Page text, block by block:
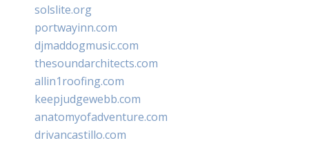
solslite.org
portwayinn.com
djmaddogmusic.com
thesoundarchitects.com
allin1roofing.com
keepjudgewebb.com
anatomyofadventure.com
drivancastillo.com